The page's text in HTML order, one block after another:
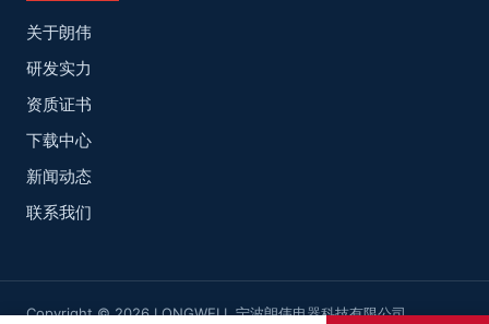
关于朗伟
研发实力
资质证书
下载中心
新闻动态
联系我们
Copyright © 2026 LONGWELL 宁波朗伟电器科技有限公司